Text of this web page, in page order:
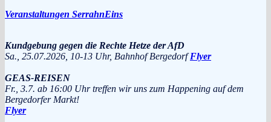
Veranstaltungen SerrahnEins
Kundgebung gegen die Rechte Hetze der AfD
Sa., 25.07.2026, 10-13 Uhr, Bahnhof BergedorfFlyer
GEAS-REISEN
Fr., 3.7. ab 16:00 Uhr treffen wir uns zum Happening auf dem
Bergedorfer Markt!
Flyer